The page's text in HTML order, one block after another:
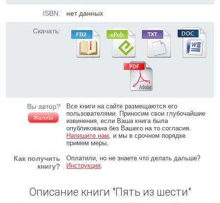
ISBN: нет данных
Скачать:
Вы автор?
Жалоба
Все книги на сайте размещаются его
пользователями. Приносим свои глубочайшие
извинения, если Ваша книга была
опубликована без Вашего на то согласия.
Напишите нам, и мы в срочном порядке
примем меры.
Как получить
книгу?
Оплатили, но не знаете что делать дальше?
Инструкция.
Описание книги "Пять из шести"